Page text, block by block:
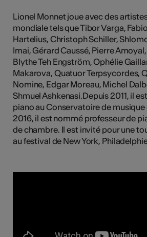
Lionel Monnet joue avec des
mondiale tels que Tibor Varga,
Hartelius, Christoph Schiller,
Imai, Gérard Caussé, Pierre
Blythe Teh Engström, Ophélie
Makarova, Quatuor Terpsycordes,
Nomine, Edgar Moreau, Michel
Shmuel Ashkenasi.Depuis 2011, il
piano au Conservatoire de musique
2016, il est nommé professeur de
de chambre. ll est invité pour une
au festival de New York,